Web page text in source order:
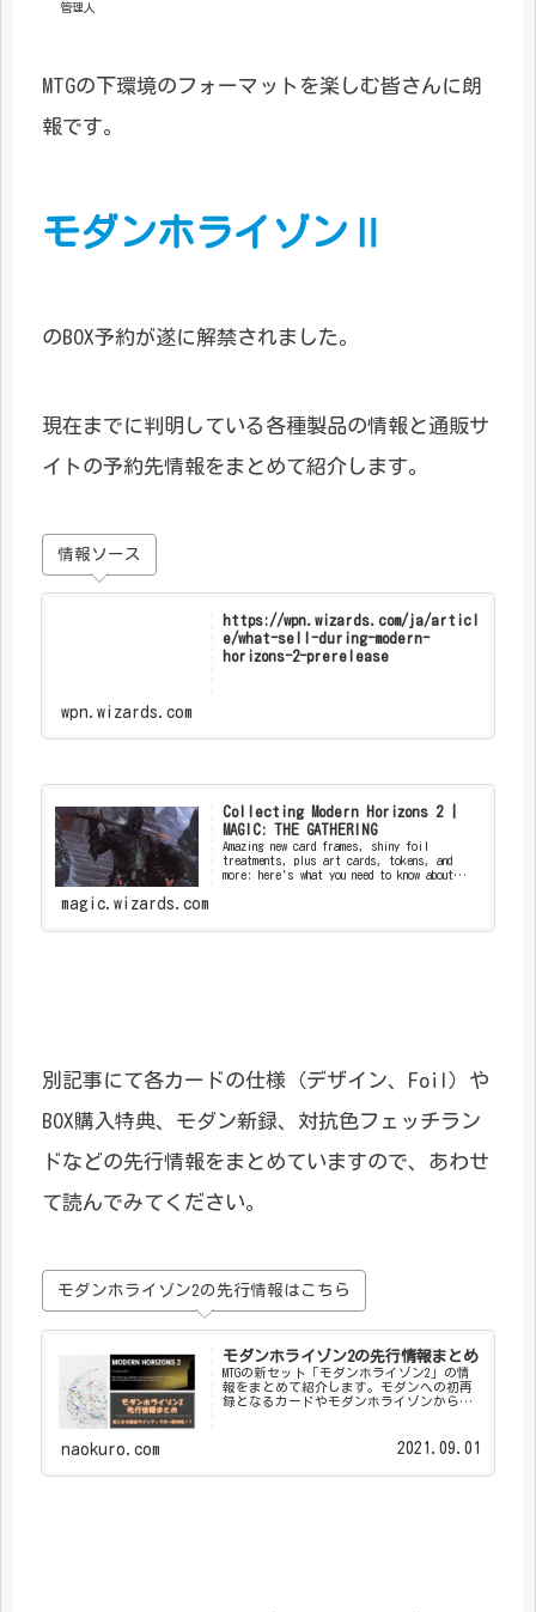
管理人
MTGの下環境のフォーマットを楽しむ皆さんに朗
報です。
モダンホライゾンⅡ
のBOX予約が遂に解禁されました。
現在までに判明している各種製品の情報と通販サ
イトの予約先情報をまとめて紹介します。
情報ソース
https://wpn.wizards.com/ja/articl
e/what-sell-during-modern-
horizons-2-prerelease
wpn.wizards.com
Collecting Modern Horizons 2 |
MAGIC: THE GATHERING
Amazing new card frames, shiny foil
treatments, plus art cards, tokens, and
more: here's what you need to know about
magic.wizards.com
別記事にて各カードの仕様（デザイン、Foil）や
BOX購入特典、モダン新録、対抗色フェッチラン
ドなどの先行情報をまとめていますので、あわせ
て読んでみてください。
モダンホライゾン2の先行情報はこちら
モダンホライゾン2の先行情報まとめ
MTGの新セット「モダンホライゾン2」の情
報をまとめて紹介します。モダンへの初再
録となるカードやモダンホライゾンからの
naokuro.com 2021.09.01